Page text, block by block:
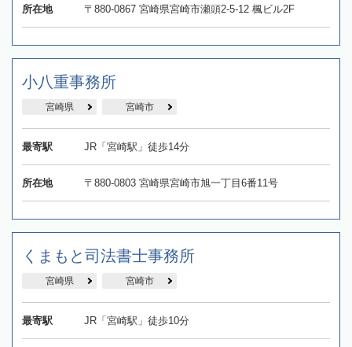
所在地 〒880-0867 宮崎県宮崎市瀬頭2-5-12 楓ビル2F
小八重事務所
宮崎県 宮崎市
最寄駅 JR「宮崎駅」徒歩14分
所在地 〒880-0803 宮崎県宮崎市旭一丁目6番11号
くまもと司法書士事務所
宮崎県 宮崎市
最寄駅 JR「宮崎駅」徒歩10分